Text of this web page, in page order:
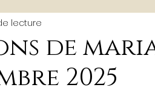
Mer
Évènements divers
de
2025
lecture